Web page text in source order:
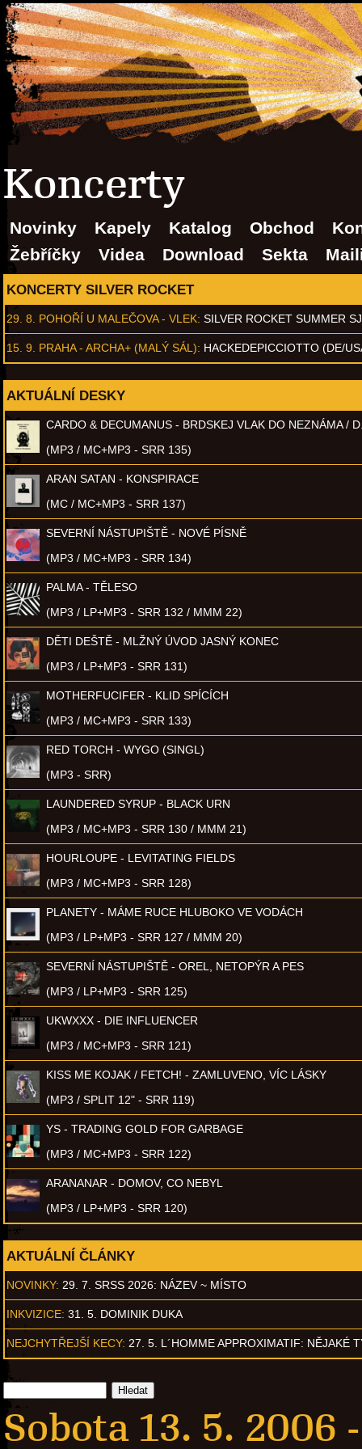
Koncerty
Novinky Kapely Katalog Obchod
Žebříčky
Videa Download Sekta
KONCERTY SILVER ROCKET
29. 8. POHOŘÍ U MALEČOVA - VLEK: SILVER ROCKET SUMMER
15. 9. PRAHA - ARCHA+ (MALÝ SÁL): HACKEDEPICCIOTTO (DE/
AKTUÁLNÍ DESKY
CARDO & DECUMANUS - BRDSKEJ VLAK DO NEZNÁMA /
(MP3 / MC+MP3 - SRR 135)
ARAN SATAN - KONSPIRACE
(MC / MC+MP3 - SRR 137)
SEVERNÍ NÁSTUPIŠTĚ - NOVÉ PÍSNĚ
(MP3 / MC+MP3 - SRR 134)
PALMA - TĚLESO
(MP3 / LP+MP3 - SRR 132 / MMM 22)
DĚTI DEŠTĚ - MLŽNÝ ÚVOD JASNÝ KONEC
(MP3 / LP+MP3 - SRR 131)
MOTHERFUCIFER - KLID SPÍCÍCH
(MP3 / MC+MP3 - SRR 133)
RED TORCH - WYGO (SINGL)
(MP3 - SRR)
LAUNDERED SYRUP - BLACK URN
(MP3 / MC+MP3 - SRR 130 / MMM 21)
HOURLOUPE - LEVITATING FIELDS
(MP3 / MC+MP3 - SRR 128)
PLANETY - MÁME RUCE HLUBOKO VE VODÁCH
(MP3 / LP+MP3 - SRR 127 / MMM 20)
SEVERNÍ NÁSTUPIŠTĚ - OREL, NETOPÝR A PES
(MP3 / LP+MP3 - SRR 125)
UKWXXX - DIE INFLUENCER
(MP3 / MC+MP3 - SRR 121)
KISS ME KOJAK / FETCH! - ZAMLUVENO, VÍC LÁSKY
(MP3 / SPLIT 12" - SRR 119)
YS - TRADING GOLD FOR GARBAGE
(MP3 / MC+MP3 - SRR 122)
ARANANAR - DOMOV, CO NEBYL
(MP3 / LP+MP3 - SRR 120)
AKTUÁLNÍ ČLÁNKY
NOVINKY: 29. 7. SRSS 2026: NÁZEV ~ MÍSTO
INKVIZICE: 31. 5. DOMINIK DUKA
NEJCHYTŘEJŠÍ KECY: 27. 5. L´HOMME APPROXIMATIF: NĚJAKÉ
Sobota 13. 5. 2006